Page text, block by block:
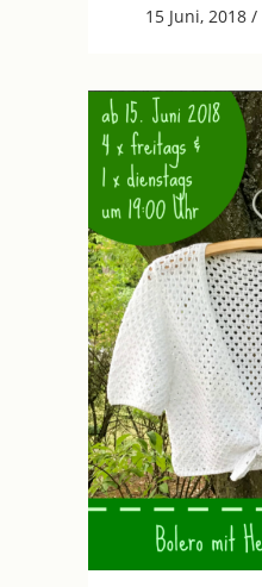
15 Juni, 2018/